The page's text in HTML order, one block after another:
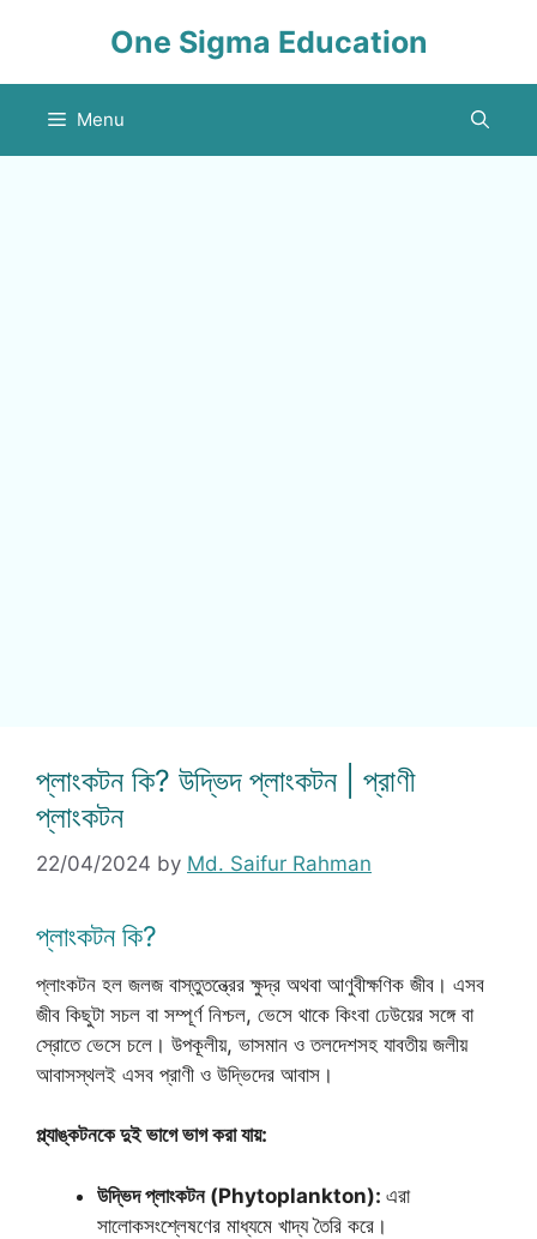
One Sigma Education
Menu
প্লাংকটন কি? উদ্ভিদ প্লাংকটন | প্রাণী
প্লাংকটন
22/04/2024 by Md. Saifur Rahman
প্লাংকটন কি?
প্লাংকটন হল জলজ বাস্তুতন্ত্রের ক্ষুদ্র অথবা আণুবীক্ষণিক জীব। এসব
জীব কিছুটা সচল বা সম্পূর্ণ নিশ্চল, ভেসে থাকে কিংবা ঢেউয়ের সঙ্গে বা
স্রোতে ভেসে চলে। উপকূলীয়, ভাসমান ও তলদেশসহ যাবতীয় জলীয়
আবাসস্থলই এসব প্রাণী ও উদ্ভিদের আবাস।
প্ল্যাঙ্কটনকে দুই ভাগে ভাগ করা যায়:
উদ্ভিদ প্লাংকটন (Phytoplankton): এরা
সালোকসংশ্লেষণের মাধ্যমে খাদ্য তৈরি করে।